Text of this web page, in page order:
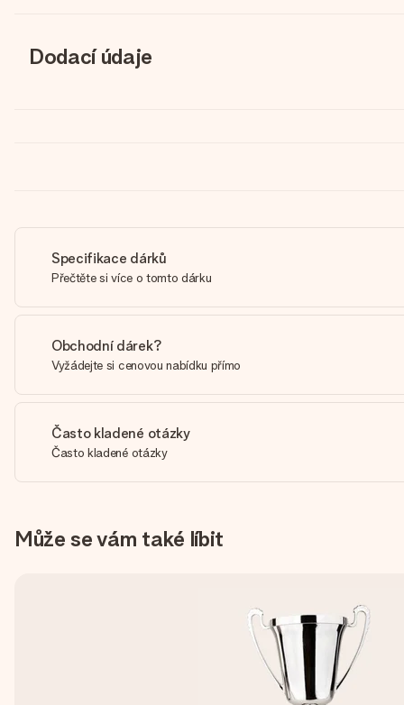
Dodací údaje
Specifikace dárků
Přečtěte si více o tomto dárku
Obchodní dárek?
Vyžádejte si cenovou nabídku přímo
Často kladené otázky
Často kladené otázky
Může se vám také líbit